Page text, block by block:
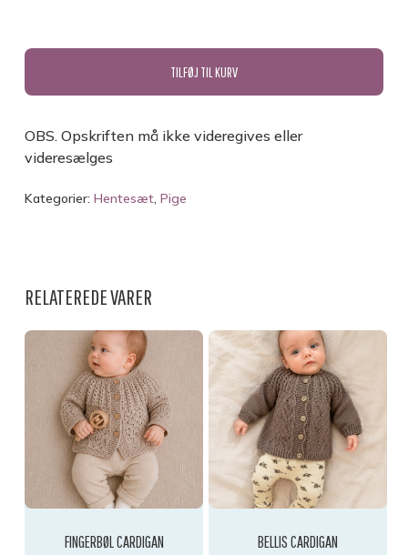
INGEN VARER I KURVEN.
TILFØJ TIL KURV
OBS. Opskriften må ikke videregives eller
videresælges
Kategorier: Hentesæt, Pige
RELATEREDE VARER
FINGERBØL CARDIGAN BELLIS CARDIGAN